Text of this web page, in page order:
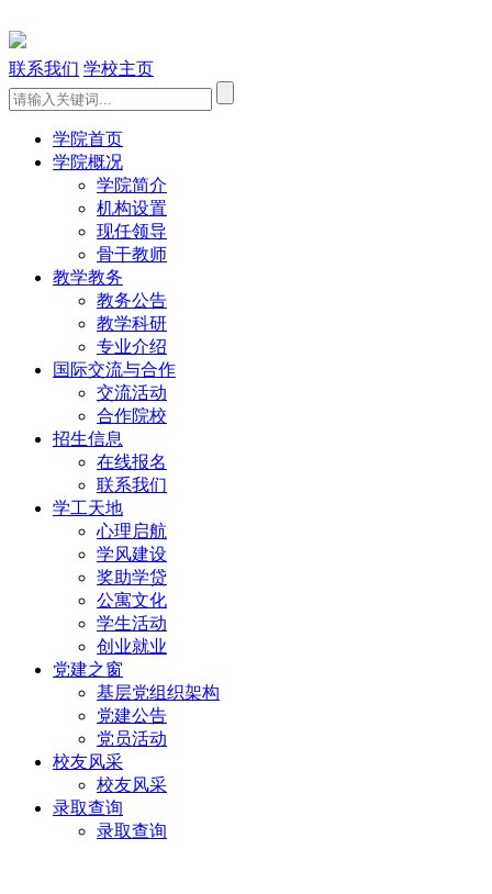
联系我们 学校主页
学院首页
学院概况
学院简介
机构设置
现任领导
骨干教师
教学教务
教务公告
教学科研
专业介绍
国际交流与合作
交流活动
合作院校
招生信息
在线报名
联系我们
学工天地
心理启航
学风建设
奖助学贷
公寓文化
学生活动
创业就业
党建之窗
基层党组织架构
党建公告
党员活动
校友风采
校友风采
录取查询
录取查询